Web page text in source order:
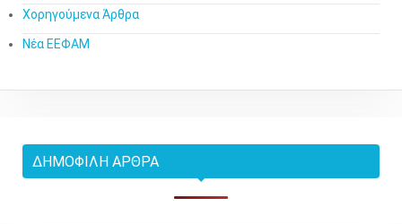
Χορηγούμενα Άρθρα
Νέα ΕΕΦΑΜ
ΔΗΜΟΦΙΛΉ ΆΡΘΡΑ